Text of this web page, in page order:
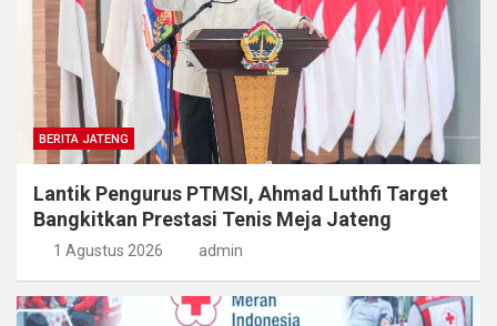
BERITA JATENG
Lantik Pengurus PTMSI, Ahmad Luthfi Target
Bangkitkan Prestasi Tenis Meja Jateng
1 Agustus 2026 admin